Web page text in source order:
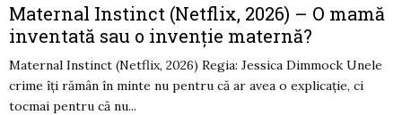
Maternal Instinct (Netflix, 2026) – O mamă
inventată sau o invenție maternă?
Maternal Instinct (Netflix, 2026) Regia: Jessica Dimmock Unele
crime îți rămân în minte nu pentru că ar avea o explicație, ci
tocmai pentru că nu...